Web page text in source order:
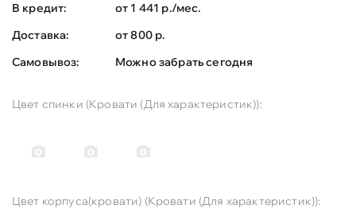
В кредит:
от 1 441 р./мес.
Доставка:
от 800 р.
Самовывоз:
Можно забрать сегодня
Цвет спинки (Кровати (Для характеристик)):
Цвет корпуса(кровати) (Кровати (Для характеристик)):